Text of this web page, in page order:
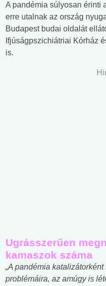
A pandémia súlyosan érinti
erre utalnak az ország
Budapest budai oldalát
Ifjúságpszichiátriai Kórház
is.
Ugrásszerűen
kamaszok száma
„A pandémia
problémáira, az amúgy is